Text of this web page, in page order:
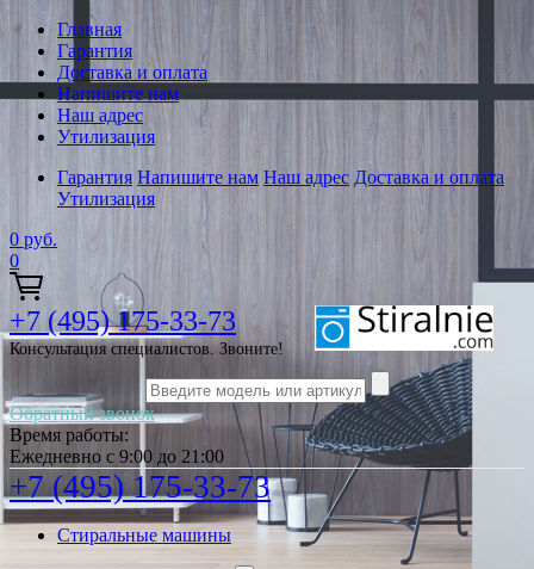
Главная
Гарантия
Доставка и оплата
Напишите нам
Наш адрес
Утилизация
Гарантия Напишите нам Наш адрес Доставка и оплата
Утилизация
0 руб.
0
+7 (495) 175-33-73
Консультация специалистов. Звоните!
Обратный звонок
Время работы:
Ежедневно с 9:00 до 21:00
+7 (495) 175-33-73
Стиральные машины